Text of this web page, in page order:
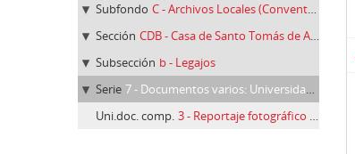
Subfondo C - Archivos Locales (Conventos y Casas)
Sección CDB - Casa de Santo Tomás de Aquino de Córdoba
Subsección b - Legajos
Serie 7 - Documentos varios: Universidad y Convento Santo Tomás de Aquino, U.L.C. (1956-1980)
Uni.doc. comp. 3 - Reportaje fotográfico de la Universidad Laboral de Córdoba (1957)